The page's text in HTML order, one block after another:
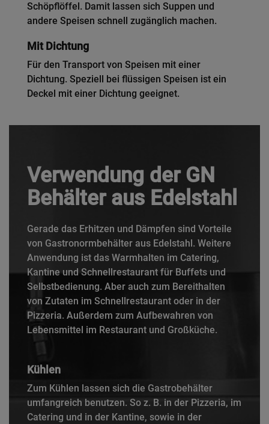
Schöpflöffel. Damit lassen sich Suppen und
andere Speisen schnell zugänglich machen.
Mit Dichtung
Für den Transport von Speisen mit einer
Dichtung. Speziell bei flüssigen Speisen ist ein
Deckel mit einer Dichtung geeignet.
Verwendung der GN
Behälter aus Edelstahl
Gerade das Erhitzen und Dämpfen sind Vorteile
von Gastronormbehälter aus Edelstahl. Weitere
Anwendung ist das Warmhalten im Catering,
Kantine und Schnellrestaurant für Buffets und
Selbstbedienung. Aber auch zum Bereithalten
von Zutaten im Schnellrestaurant oder in der
Pizzeria. Außerdem zum Aufbewahren von
Lebensmittel im Restaurant und Großküche.
Kühlen
Zum Kühlen lassen sich die Gastrobehälter
umfangreich benutzen. So z. B. in der Pizzeria, im
Catering und in der Kantine, sowie in der